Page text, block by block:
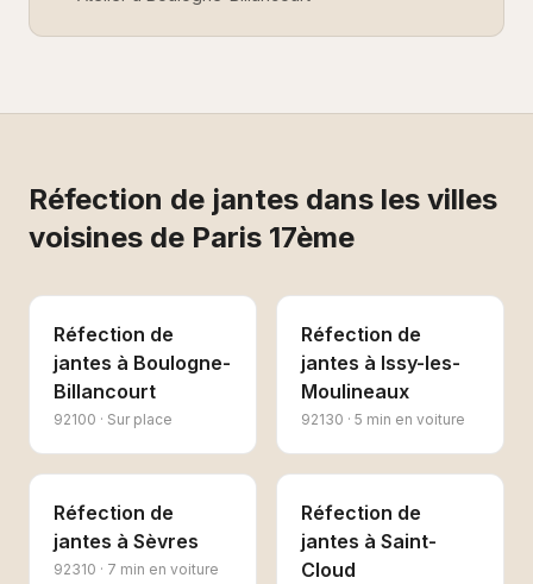
Réfection de jantes dans les villes
voisines de Paris 17ème
Réfection de
jantes à Boulogne-
Billancourt
92100 · Sur place
Réfection de
jantes à Issy-les-
Moulineaux
92130 · 5 min en voiture
Réfection de
jantes à Sèvres
92310 · 7 min en voiture
Réfection de
jantes à Saint-
Cloud